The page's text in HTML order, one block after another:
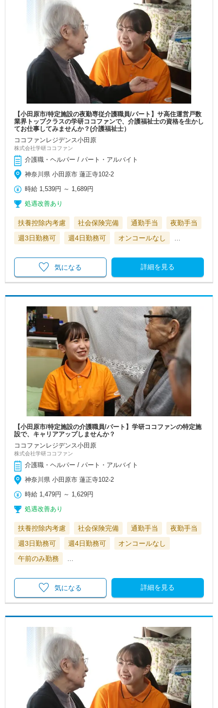
【小田原市/特定施設の夜勤専従介護職員/パート】サ高住運営戸数
業界トップクラスの学研ココファンで、介護福祉士の資格を生かし
てお仕事してみませんか？(介護福祉士）
ココファンレジデンス小田原
株式会社学研ココファン
介護職・ヘルパー / パート・アルバイト
神奈川県 小田原市 蓮正寺102-2
時給 1,539円 ～ 1,689円
処遇改善あり
扶養控除内考慮 社会保険完備 通勤手当
夜勤手当
週3日勤務可
週4日勤務可 オンコールなし
詳細を見る
気になる
【小田原市/特定施設の介護職員/パート】学研ココファンの特定施
設で、キャリアアップしませんか？
ココファンレジデンス小田原
株式会社学研ココファン
介護職・ヘルパー / パート・アルバイト
神奈川県 小田原市 蓮正寺102-2
時給 1,479円 ～ 1,629円
処遇改善あり
扶養控除内考慮 社会保険完備 通勤手当
夜勤手当
週3日勤務可
週4日勤務可
オンコールなし
午前のみ勤務
詳細を見る
気になる